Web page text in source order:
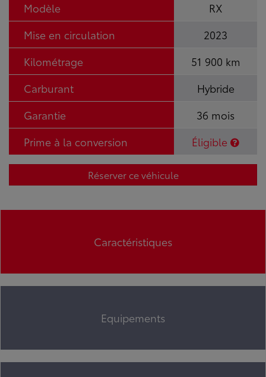
Modèle
RX
Mise en circulation
2023
Kilométrage
51 900 km
Carburant
Hybride
Garantie
36 mois
Prime à la conversion
Éligible
Réserver ce véhicule
Caractéristiques
Equipements